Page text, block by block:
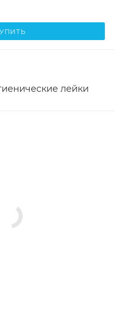
лейки